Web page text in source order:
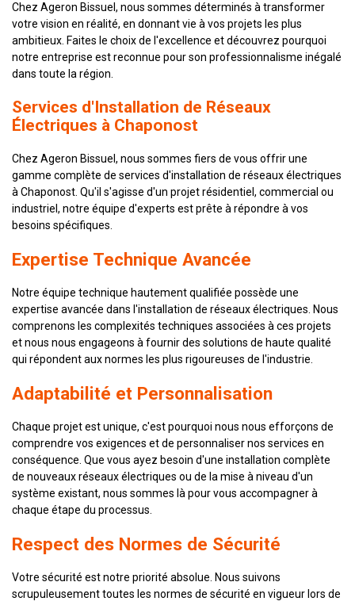
Chez Ageron Bissuel, nous sommes déterminés à transformer
votre vision en réalité, en donnant vie à vos projets les plus
ambitieux. Faites le choix de l'excellence et découvrez pourquoi
notre entreprise est reconnue pour son professionnalisme inégalé
dans toute la région.
Services d'Installation de Réseaux
Électriques à Chaponost
Chez Ageron Bissuel, nous sommes fiers de vous offrir une
gamme complète de services d'installation de réseaux électriques
à Chaponost. Qu'il s'agisse d'un projet résidentiel, commercial ou
industriel, notre équipe d'experts est prête à répondre à vos
besoins spécifiques.
Expertise Technique Avancée
Notre équipe technique hautement qualifiée possède une
expertise avancée dans l'installation de réseaux électriques. Nous
comprenons les complexités techniques associées à ces projets
et nous nous engageons à fournir des solutions de haute qualité
qui répondent aux normes les plus rigoureuses de l'industrie.
Adaptabilité et Personnalisation
Chaque projet est unique, c'est pourquoi nous nous efforçons de
comprendre vos exigences et de personnaliser nos services en
conséquence. Que vous ayez besoin d'une installation complète
de nouveaux réseaux électriques ou de la mise à niveau d'un
système existant, nous sommes là pour vous accompagner à
chaque étape du processus.
Respect des Normes de Sécurité
Votre sécurité est notre priorité absolue. Nous suivons
scrupuleusement toutes les normes de sécurité en vigueur lors de